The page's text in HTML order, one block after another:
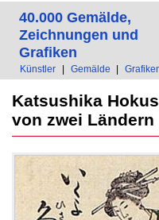
40.000 Gemälde,
Zeichnungen und
Grafiken
Künstler Gemälde
Katsushika
von zwei Ländern